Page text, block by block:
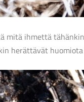
mitä ihmettä
herättävät